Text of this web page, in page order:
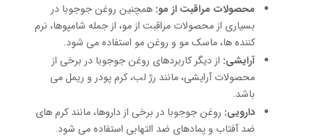
محصولات مراقبت از مو: همچنین روغن جوجوبا در
بسیاری از محصولات مراقبت از مو، از جمله شامپوها، نرم
کننده ها، ماسک مو و روغن مو استفاده می شود.
آرایشی: از دیگر کاربردهای روغن جوجوبا در برخی از
محصولات آرایشی، مانند رژ لب، کرم پودر و ریمل می
باشد.
دارویی: روغن جوجوبا در برخی از داروها، مانند کرم های
ضد آفتاب و پمادهای ضد التهابی استفاده می شود.